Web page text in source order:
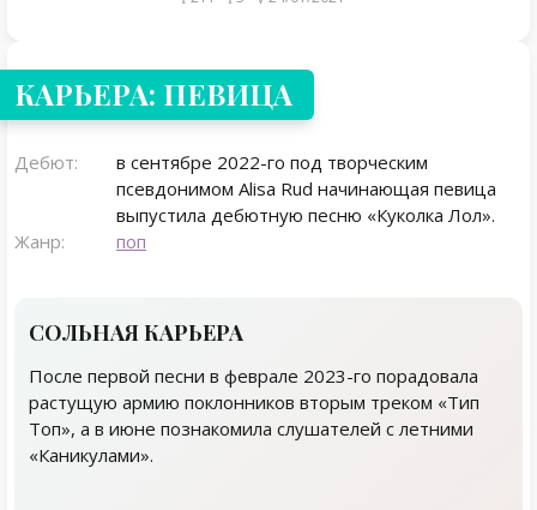
КАРЬЕРА: ПЕВИЦА
Дебют:
в сентябре 2022-го под творческим
псевдонимом Alisa Rud начинающая певица
выпустила дебютную песню «Куколка Лол».
Жанр:
поп
СОЛЬНАЯ КАРЬЕРА
После первой песни в феврале 2023-го порадовала
растущую армию поклонников вторым треком «Тип
Топ», а в июне познакомила слушателей с летними
«Каникулами».